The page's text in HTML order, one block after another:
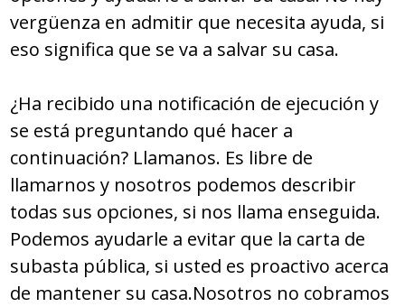
vergüenza en admitir que necesita ayuda, si
eso significa que se va a salvar su casa.
¿Ha recibido una notificación de ejecución y
se está preguntando qué hacer a
continuación? Llamanos. Es libre de
llamarnos y nosotros podemos describir
todas sus opciones, si nos llama enseguida.
Podemos ayudarle a evitar que la carta de
subasta pública, si usted es proactivo acerca
de mantener su casa.Nosotros no cobramos